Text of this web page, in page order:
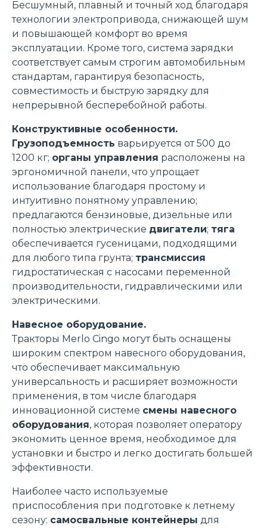
infine "Mostra dettagli". Potrai trovare il link
dell'informativa completa nel footer presente in ogni
pagina. Per esercitare i diritti riconosciuti all'interessato ai
sensi degli artt. 15 e ss. del Regolamento UE 2016/679
GDPR abbiamo predisposto unaapposita procedura.
consenso
Preferenze
Statistiche
Marketing
Accetta tutti
Accetta selezionati
Бесшумный, плавный и точный ход благодаря
технологии электропривода, снижающей шум
и повышающей комфорт во время
эксплуатации. Кроме того, система зарядки
соответствует самым строгим автомобильным
стандартам, гарантируя безопасность,
совместимость и быструю зарядку для
непрерывной бесперебойной работы.
Конструктивные особенности.
Грузоподъемность варьируется от 500 до
1200 кг; органы управления расположены на
эргономичной панели, что упрощает
использование благодаря простому и
интуитивно понятному управлению;
предлагаются бензиновые, дизельные или
полностью электрические двигатели; тяга
обеспечивается гусеницами, подходящими
для любого типа грунта; трансмиссия
гидростатическая с насосами переменной
производительности, гидравлическими или
электрическими.
Навесное оборудование.
Тракторы Merlo Cingo могут быть оснащены
широким спектром навесного оборудования,
что обеспечивает максимальную
универсальность и расширяет возможности
применения, в том числе благодаря
инновационной системе смены навесного
оборудования, которая позволяет оператору
экономить ценное время, необходимое для
установки и быстро и легко достигать большей
эффективности.
Наиболее часто используемые
приспособления при подготовке к летнему
сезону: самосвальные контейнеры для